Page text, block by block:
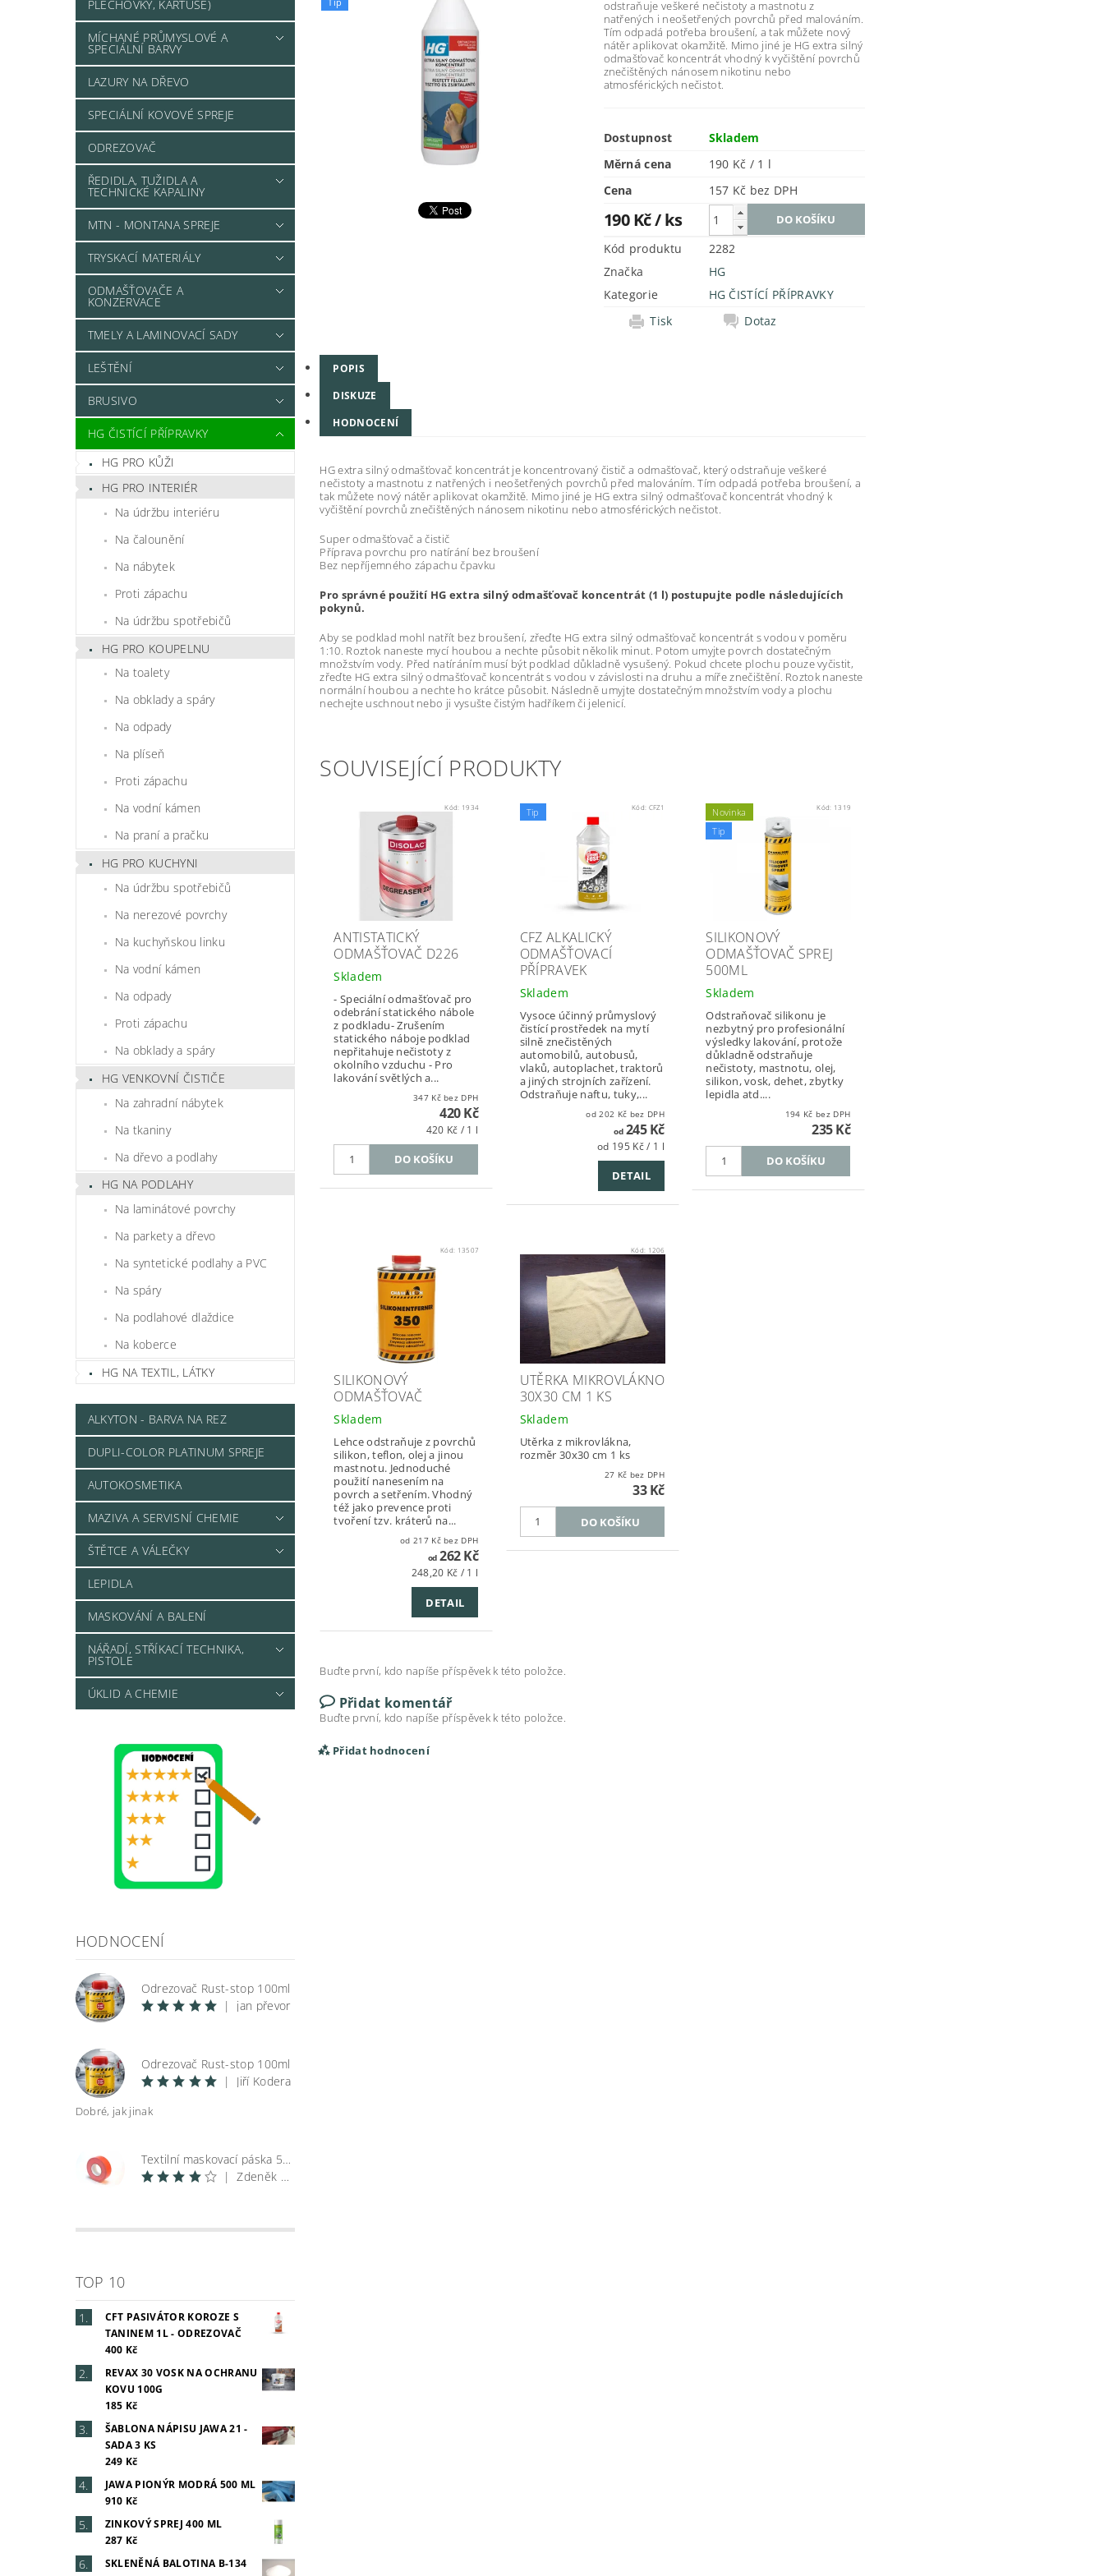
PLECHOVKY, KARTUŠE)
MÍCHANÉ PRŮMYSLOVÉ A
SPECIÁLNÍ BARVY
LAZURY NA DŘEVO
SPECIÁLNÍ KOVOVÉ SPREJE
ODREZOVAČ
ŘEDIDLA, TUŽIDLA A
TECHNICKÉ KAPALINY
MTN - MONTANA SPREJE
TRYSKACÍ MATERIÁLY
ODMAŠŤOVAČE A
KONZERVACE
TMELY A LAMINOVACÍ SADY
LEŠTĚNÍ
BRUSIVO
HG ČISTÍCÍ PŘÍPRAVKY
HG PRO KŮŽI
HG PRO INTERIÉR
Na údržbu interiéru
Na čalounění
Na nábytek
Proti zápachu
Na údržbu spotřebičů
HG PRO KOUPELNU
Na toalety
Na obklady a spáry
Na odpady
Na plíseň
Proti zápachu
Na vodní kámen
Na praní a pračku
HG PRO KUCHYNI
Na údržbu spotřebičů
Na nerezové povrchy
Na kuchyňskou linku
Na vodní kámen
Na odpady
Proti zápachu
Na obklady a spáry
HG VENKOVNÍ ČISTIČE
Na zahradní nábytek
Na tkaniny
Na dřevo a podlahy
HG NA PODLAHY
Na laminátové povrchy
Na parkety a dřevo
Na syntetické podlahy a PVC
Na spáry
Na podlahové dlaždice
Na koberce
HG NA TEXTIL, LÁTKY
ALKYTON - BARVA NA REZ
DUPLI-COLOR PLATINUM SPREJE
AUTOKOSMETIKA
MAZIVA A SERVISNÍ CHEMIE
ŠTĚTCE A VÁLEČKY
LEPIDLA
MASKOVÁNÍ A BALENÍ
NÁŘADÍ, STŘÍKACÍ TECHNIKA,
PISTOLE
ÚKLID A CHEMIE
HODNOCENÍ
Odrezovač Rust-stop 100ml
|
jan převor
Odrezovač Rust-stop 100ml
|
Jiří Kodera
Dobré, jak jinak
Textilní maskovací páska 50 m
|
Zdeněk Špunar
TOP 10
CFT PASIVÁTOR KOROZE S
TANINEM 1L - ODREZOVAČ
400 Kč
REVAX 30 VOSK NA OCHRANU
KOVU 100G
185 Kč
ŠABLONA NÁPISU JAWA 21 -
SADA 3 KS
249 Kč
JAWA PIONÝR MODRÁ 500 ML
910 Kč
ZINKOVÝ SPREJ 400 ML
287 Kč
SKLENĚNÁ BALOTINA B-134
odstraňuje veškeré nečistoty a mastnotu z
natřených i neošetřených povrchů před malováním.
Tím odpadá potřeba broušení, a tak můžete nový
nátěr aplikovat okamžitě. Mimo jiné je HG extra silný
odmašťovač koncentrát vhodný k vyčištění povrchů
znečištěných nánosem nikotinu nebo
atmosférických nečistot.
Dostupnost
Skladem
Měrná cena
190 Kč / 1 l
Cena
157 Kč bez DPH
190 Kč/ ks
Kód produktu
2282
Značka
HG
Kategorie
HG ČISTÍCÍ PŘÍPRAVKY
Tisk
Dotaz
POPIS
DISKUZE
HODNOCENÍ
HG extra silný odmašťovač koncentrát je koncentrovaný čistič a odmašťovač, který odstraňuje veškeré
nečistoty a mastnotu z natřených i neošetřených povrchů před malováním. Tím odpadá potřeba broušení, a
tak můžete nový nátěr aplikovat okamžitě. Mimo jiné je HG extra silný odmašťovač koncentrát vhodný k
vyčištění povrchů znečištěných nánosem nikotinu nebo atmosférických nečistot.
Super odmašťovač a čistič
Příprava povrchu pro natírání bez broušení
Bez nepříjemného zápachu čpavku
Pro správné použití HG extra silný odmašťovač koncentrát (1 l) postupujte podle následujících
pokynů.
Aby se podklad mohl natřít bez broušení, zřeďte HG extra silný odmašťovač koncentrát s vodou v poměru
1:10. Roztok naneste mycí houbou a nechte působit několik minut. Potom umyjte povrch dostatečným
množstvím vody. Před natíráním musí být podklad důkladně vysušený. Pokud chcete plochu pouze vyčistit,
zřeďte HG extra silný odmašťovač koncentrát s vodou v závislosti na druhu a míře znečištění. Roztok naneste
normální houbou a nechte ho krátce působit. Následně umyjte dostatečným množstvím vody a plochu
nechejte uschnout nebo ji vysušte čistým hadříkem či jelenicí.
SOUVISEJÍCÍ PRODUKTY
Kód: 1934
ANTISTATICKÝ
ODMAŠŤOVAČ D226
Skladem
- Speciální odmašťovač pro
odebrání statického nábole
z podkladu- Zrušením
statického náboje podklad
nepřitahuje nečistoty z
okolního vzduchu - Pro
lakování světlých a...
347 Kč bez DPH
420 Kč
420 Kč / 1 l
Tip Kód: CFZ1
CFZ ALKALICKÝ
ODMAŠŤOVACÍ
PŘÍPRAVEK
Skladem
Vysoce účinný průmyslový
čistící prostředek na mytí
silně znečistěných
automobilů, autobusů,
vlaků, autoplachet, traktorů
a jiných strojních zařízení.
Odstraňuje naftu, tuky,...
od 202 Kč bez DPH
od245 Kč
od 195 Kč / 1 l
DETAIL
Novinka
Tip
Kód: 1319
SILIKONOVÝ
ODMAŠŤOVAČ SPREJ
500ML
Skladem
Odstraňovač silikonu je
nezbytný pro profesionální
výsledky lakování, protože
důkladně odstraňuje
nečistoty, mastnotu, olej,
silikon, vosk, dehet, zbytky
lepidla atd....
194 Kč bez DPH
235 Kč
Kód: 13507
SILIKONOVÝ
ODMAŠŤOVAČ
Skladem
Lehce odstraňuje z povrchů
silikon, teflon, olej a jinou
mastnotu. Jednoduché
použití nanesením na
povrch a setřením. Vhodný
též jako prevence proti
tvoření tzv. kráterů na...
od 217 Kč bez DPH
od262 Kč
248,20 Kč / 1 l
DETAIL
Kód: 1206
UTĚRKA MIKROVLÁKNO
30X30 CM 1 KS
Skladem
Utěrka z mikrovlákna,
rozměr 30x30 cm 1 ks
27 Kč bez DPH
33 Kč
Buďte první, kdo napíše příspěvek k této položce.
Přidat komentář
Buďte první, kdo napíše příspěvek k této položce.
Přidat hodnocení